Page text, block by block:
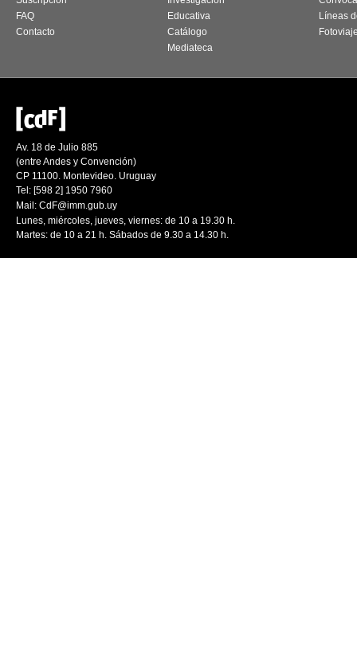
FAQ
Contacto
Educativa
Catálogo
Mediateca
Líneas
Av. 18 de Julio 885
(entre Andes y Convención)
CP 11100. Montevideo. Uruguay
Tel: [598 2] 1950 7960
Mail: CdF@imm.gub.uy
Lunes, miércoles, jueves, viernes: de 10 a 19.30 h.
Martes: de 10 a 21 h. Sábados de 9.30 a 14.30 h.